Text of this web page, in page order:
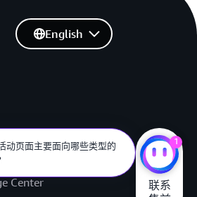
单
Center
English
动页面主要面向哪些类型的
1
联系